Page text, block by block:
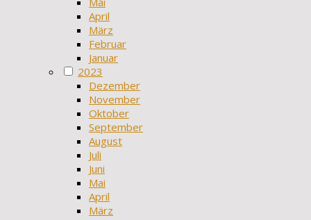
April
März
Februar
Januar
2023
Dezember
November
Oktober
September
August
Juli
Juni
Mai
April
März